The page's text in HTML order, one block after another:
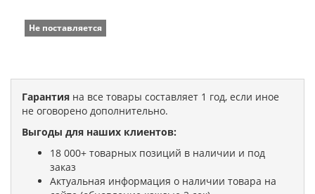
Не поставляется
Гарантия на все товары составляет 1 год, если иное
не оговорено дополнительно.
Выгоды для наших клиентов:
18 000+ товарных позиций в наличии и под
заказ
Актуальная информация о наличии товара на